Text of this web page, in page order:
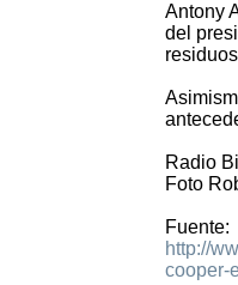
Antony
del
Radio
Foto
Fuente:
http://
cooper-